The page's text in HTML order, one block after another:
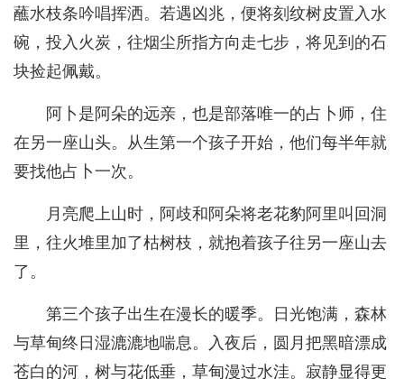
蘸水枝条吟唱挥洒。若遇凶兆，便将刻纹树皮置入水
碗，投入火炭，往烟尘所指方向走七步，将见到的石
块捡起佩戴。
阿卜是阿朵的远亲，也是部落唯一的占卜师，住
在另一座山头。从生第一个孩子开始，他们每半年就
要找他占卜一次。
月亮爬上山时，阿歧和阿朵将老花豹阿里叫回洞
里，往火堆里加了枯树枝，就抱着孩子往另一座山去
了。
第三个孩子出生在漫长的暖季。日光饱满，森林
与草甸终日湿漉漉地喘息。入夜后，圆月把黑暗漂成
苍白的河，树与花低垂，草甸漫过水洼。寂静显得更